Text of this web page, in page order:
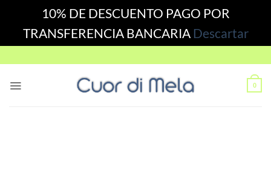
10% DE DESCUENTO PAGO POR
TRANSFERENCIA BANCARIA Descartar
to
0